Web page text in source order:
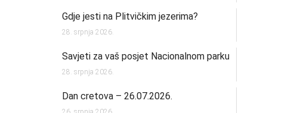
Gdje jesti na Plitvičkim jezerima?
28. srpnja 2026.
Savjeti za vaš posjet Nacionalnom parku
28. srpnja 2026.
Dan cretova – 26.07.2026.